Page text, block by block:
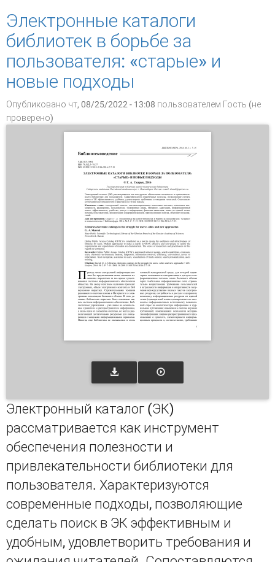
Электронные каталоги
библиотек в борьбе за
пользователя: «старые» и
новые подходы
Опубликовано чт, 08/25/2022 - 13:08 пользователем Гость (не
проверено)
Электронный каталог (ЭК)
рассматривается как инструмент
обеспечения полезности и
привлекательности библиотеки для
пользователя. Характеризуются
современные подходы, позволяющие
сделать поиск в ЭК эффективным и
удобным, удовлетворить требования и